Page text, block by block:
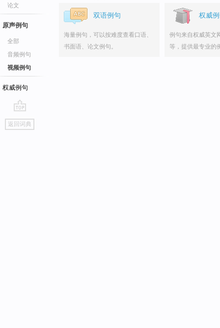
论文
原声例句
全部
音频例句
视频例句
权威例句
go
top
返回词典
双语例句
海量例句，可以按难度查看口语、
书面语、论文例句。
权威
例句来自权威英文
等，提供最专业的